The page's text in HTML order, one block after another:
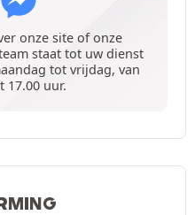
onze site of onze
staat tot uw dienst
tot vrijdag, van
17.00 uur.